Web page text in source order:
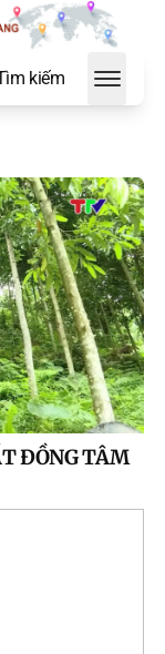
kiếm
Toggle
ĐỒNG TÂM